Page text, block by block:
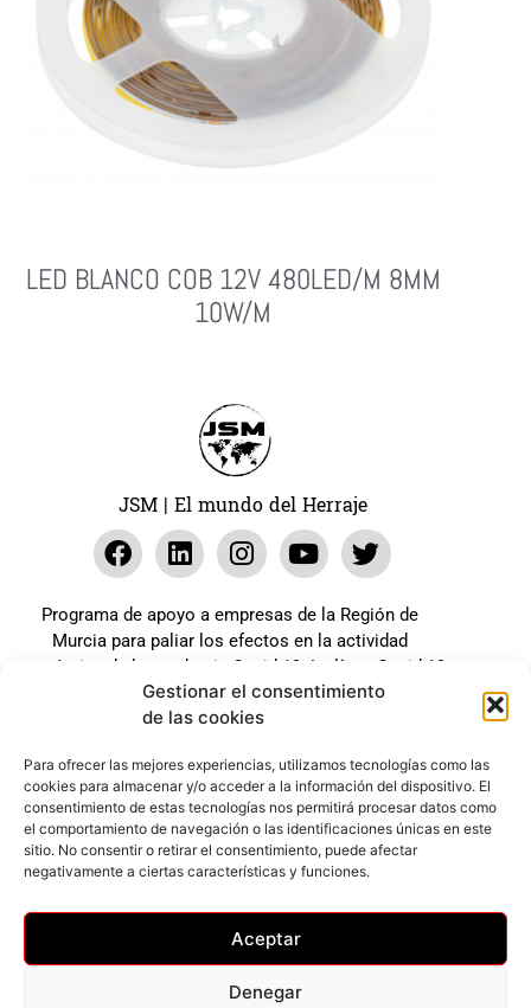
Gestionar el consentimiento
de las cookies
Para ofrecer las mejores experiencias, utilizamos tecnologías como las
cookies para almacenar y/o acceder a la información del dispositivo. El
consentimiento de estas tecnologías nos permitirá procesar datos como
el comportamiento de navegación o las identificaciones únicas en este
sitio. No consentir o retirar el consentimiento, puede afectar
negativamente a ciertas características y funciones.
Aceptar
Denegar
LED BLANCO COB 12V 480LED/M 8MM
10W/M
JSM | El mundo del Herraje
Programa de apoyo a empresas de la Región de
Murcia para paliar los efectos en la actividad
económica de la pandemia Covid-19. La línea Covid-19
coste cero cofinanciada por la unión europea.
Expediente: 2020.07.COSI.0483
Web desarrollada gracias al Programa Kit Digital
Cofinanciado por los Fondos Next Generation (EU) del